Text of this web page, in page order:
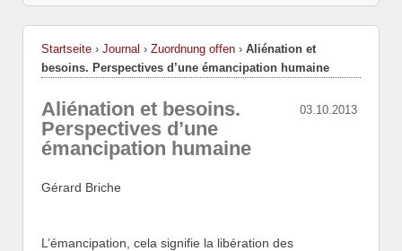
Startseite › Journal › Zuordnung offen › Aliénation et
besoins. Perspectives d’une émancipation humaine
03.10.2013
Aliénation et besoins.
Perspectives d’une
émancipation humaine
Gérard Briche
L’émancipation, cela signifie la libération des